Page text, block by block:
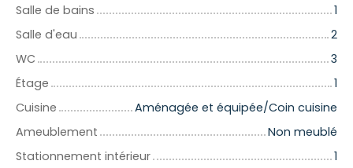
Salle de bains
1
Salle d'eau
2
WC
3
Étage
1
Cuisine
Aménagée et équipée/Coin cuisine
Ameublement
Non meublé
Stationnement intérieur
1